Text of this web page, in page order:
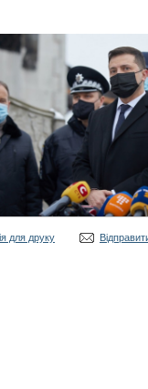
для друку